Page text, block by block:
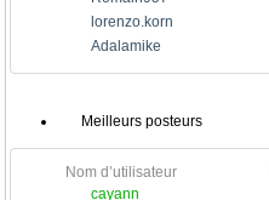
lorenzo.korn
Adalamike
Meilleurs posteurs
Nom d’utilisateur
cayann